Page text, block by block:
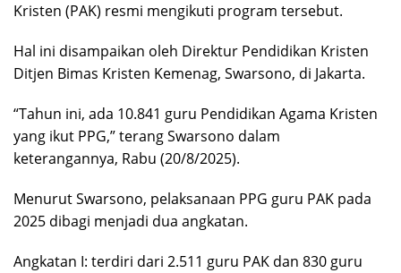
Kristen (PAK) resmi mengikuti program tersebut.
Hal ini disampaikan oleh Direktur Pendidikan Kristen
Ditjen Bimas Kristen Kemenag, Swarsono, di Jakarta.
“Tahun ini, ada 10.841 guru Pendidikan Agama Kristen
yang ikut PPG,” terang Swarsono dalam
keterangannya, Rabu (20/8/2025).
Menurut Swarsono, pelaksanaan PPG guru PAK pada
2025 dibagi menjadi dua angkatan.
Angkatan I: terdiri dari 2.511 guru PAK dan 830 guru